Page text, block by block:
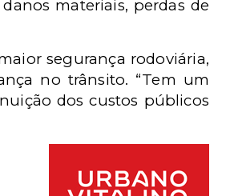
materiais, perdas de
segurança rodoviária,
no trânsito. “Tem um
dos custos públicos